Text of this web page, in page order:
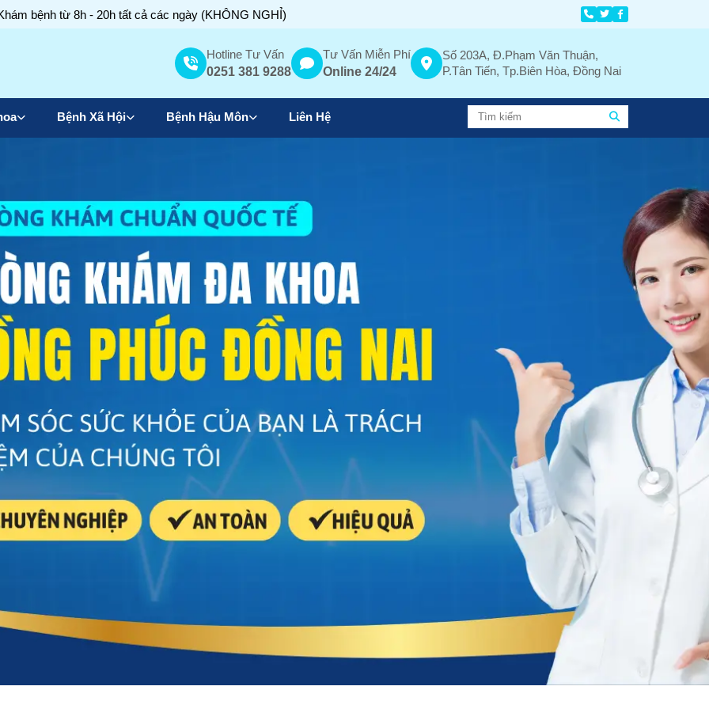
bệnh từ 8h - 20h tất cả các ngày (KHÔNG NGHỈ)
Hotline Tư Vấn
0251 381 9288
Tư Vấn Miễn Phí
Online 24/24
Số 203A, Đ.Phạm Văn Thuận,
P.Tân Tiến, Tp.Biên Hòa, Đồng Nai
Bệnh Xã Hội Bệnh Hậu Môn Liên Hệ